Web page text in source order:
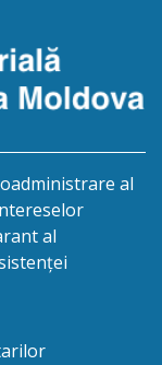
al
al